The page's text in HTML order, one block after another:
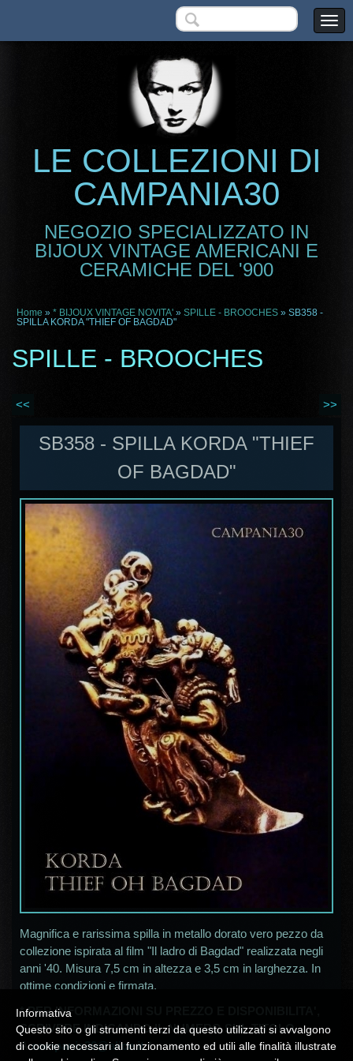
LE COLLEZIONI DI
CAMPANIA30
NEGOZIO SPECIALIZZATO IN
BIJOUX VINTAGE AMERICANI E
CERAMICHE DEL '900
Home » * BIJOUX VINTAGE NOVITA' » SPILLE - BROOCHES » SB358 -
SPILLA KORDA "THIEF OF BAGDAD"
SPILLE - BROOCHES
<< >>
SB358 - SPILLA KORDA "THIEF
OF BAGDAD"
Magnifica e rarissima spilla in metallo dorato vero pezzo da
collezione ispirata al film "Il ladro di Bagdad" realizzata negli
anni '40. Misura 7,5 cm in altezza e 3,5 cm in larghezza. In
ottime condizioni e firmata.
* PER INFORMAZIONI SU PREZZO E DISPONIBILITA',
SCRIVERE INDICANDO IL NUMERO SUL TITOLO
Acampania30@alice.it*
Informativa
Questo sito o gli strumenti terzi da questo utilizzati si avvalgono
di cookie necessari al funzionamento ed utili alle finalità illustrate